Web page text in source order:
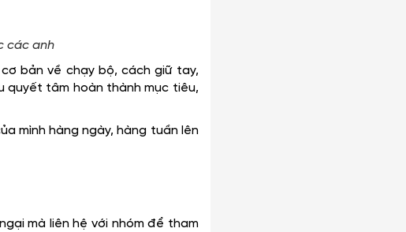
các anh
bản về chạy bộ, cách giữ tay,
quyết tâm hoàn thành mục tiêu,
mình hàng ngày, hàng tuần lên
mà liên hệ với nhóm để tham